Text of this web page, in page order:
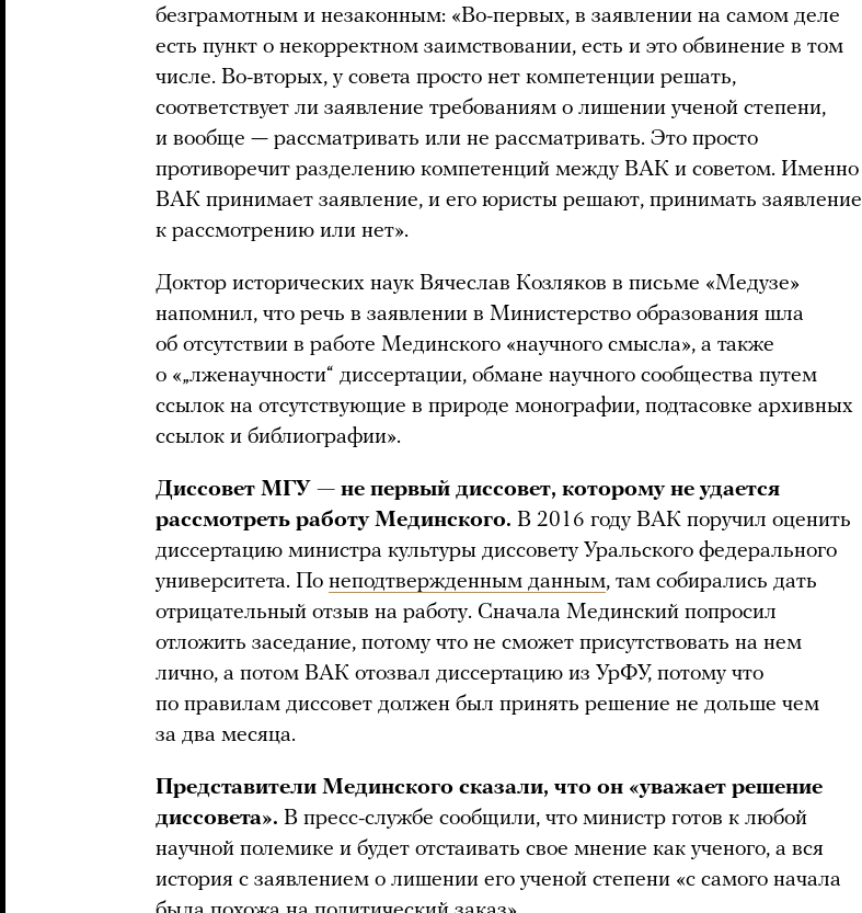
безграмотным и незаконным: «Во-первых, в заявлении на самом деле
есть пункт о некорректном заимствовании, есть и это обвинение в том
числе. Во-вторых, у совета просто нет компетенции решать,
соответствует ли заявление требованиям о лишении ученой степени,
и вообще — рассматривать или не рассматривать. Это просто
противоречит разделению компетенций между ВАК и советом. Именно
ВАК принимает заявление, и его юристы решают, принимать заявление
к рассмотрению или нет».
Доктор исторических наук Вячеслав Козляков в письме «Медузе»
напомнил, что речь в заявлении в Министерство образования шла
об отсутствии в работе Мединского «научного смысла», а также
о «„лженаучности“ диссертации, обмане научного сообщества путем
ссылок на отсутствующие в природе монографии, подтасовке архивных
ссылок и библиографии».
Диссовет МГУ — не первый диссовет, которому не удается
рассмотреть работу Мединского. В 2016 году ВАК поручил оценить
диссертацию министра культуры диссовету Уральского федерального
университета. По неподтвержденным данным, там собирались дать
отрицательный отзыв на работу. Сначала Мединский попросил
отложить заседание, потому что не сможет присутствовать на нем
лично, а потом ВАК отозвал диссертацию из УрФУ, потому что
по правилам диссовет должен был принять решение не дольше чем
за два месяца.
Представители Мединского сказали, что он «уважает решение
диссовета». В пресс-службе сообщили, что министр готов к любой
научной полемике и будет отстаивать свое мнение как ученого, а вся
история c заявлением о лишении его ученой степени «с самого начала